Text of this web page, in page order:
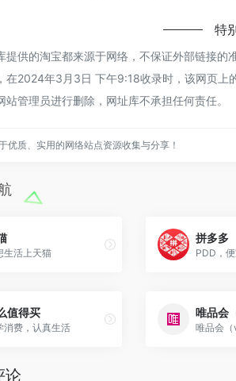
特
提供的淘宝都来源于网络，不保证外部链接
在2024年3月3日 下午9:18收录时，该网页上
站管理员进行删除，网址库不承担任何责任。
优质、实用的网络站点资源收集与分享！
生活上天猫
拼多多
PDD，
值得买
消费，认真生活
唯品会
唯品会（
论